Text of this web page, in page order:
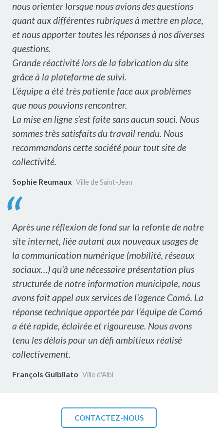
nous orienter lorsque nous avions des questions
quant aux différentes rubriques à mettre en place,
et nous apporter toutes les réponses à nos diverses
questions.
Grande réactivité lors de la fabrication du site
grâce à la plateforme de suivi.
L’équipe a été très patiente face aux problèmes
que nous pouvions rencontrer.
La mise en ligne s’est faite sans aucun souci. Nous
sommes très satisfaits du travail rendu. Nous
recommandons cette société pour tout site de
collectivité.
Sophie Reumaux Ville de Saint-Jean
Après une réflexion de fond sur la refonte de notre
site internet, liée autant aux nouveaux usages de
la communication numérique (mobilité, réseaux
sociaux…) qu’à une nécessaire présentation plus
structurée de notre information municipale, nous
avons fait appel aux services de l’agence Com6. La
réponse technique apportée par l’équipe de Com6
a été rapide, éclairée et rigoureuse. Nous avons
tenu les délais pour un défi ambitieux réalisé
collectivement.
François Guibilato Ville d'Albi
CONTACTEZ-NOUS